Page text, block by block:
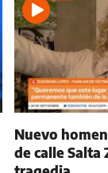
Nuevo
de calle Salta